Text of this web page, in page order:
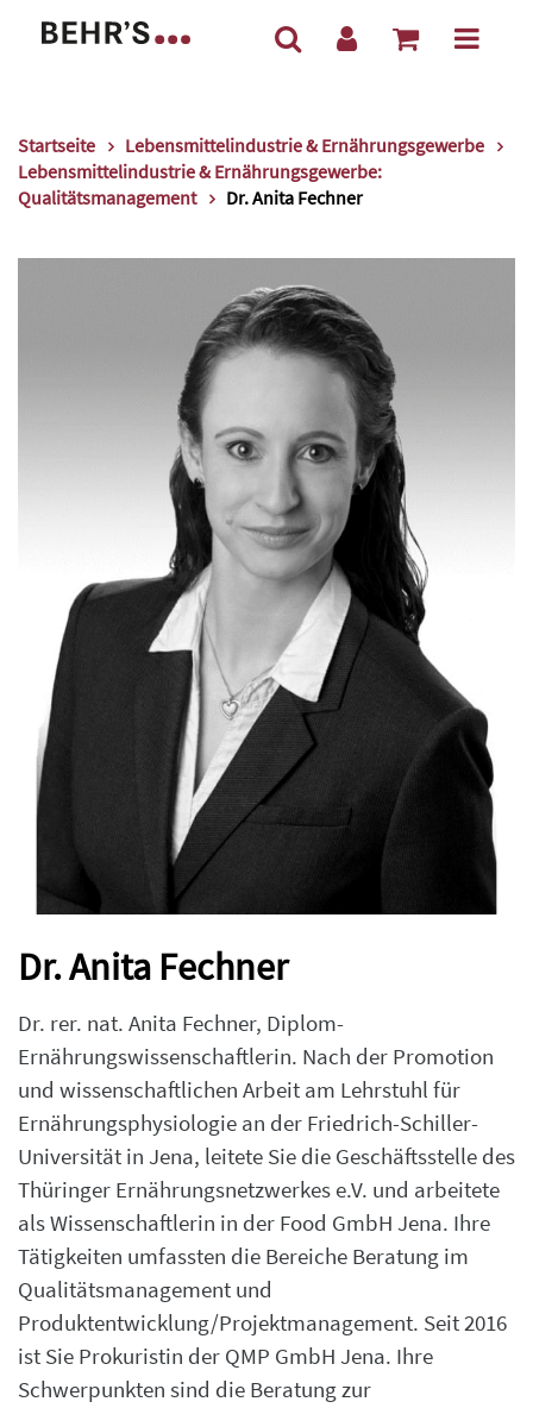
Startseite
Lebensmittelindustrie & Ernährungsgewerbe
Lebensmittelindustrie & Ernährungsgewerbe:
Qualitätsmanagement
Dr. Anita Fechner
Dr. Anita Fechner
Dr. rer. nat. Anita Fechner, Diplom-
Ernährungswissenschaftlerin. Nach der Promotion
und wissenschaftlichen Arbeit am Lehrstuhl für
Ernährungsphysiologie an der Friedrich-Schiller-
Universität in Jena, leitete Sie die Geschäftsstelle des
Thüringer Ernährungsnetzwerkes e.V. und arbeitete
als Wissenschaftlerin in der Food GmbH Jena. Ihre
Tätigkeiten umfassten die Bereiche Beratung im
Qualitätsmanagement und
Produktentwicklung/Projektmanagement. Seit 2016
ist Sie Prokuristin der QMP GmbH Jena. Ihre
Schwerpunkten sind die Beratung zur